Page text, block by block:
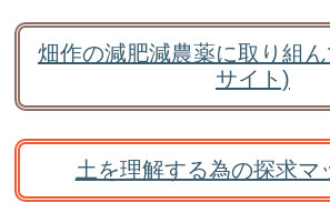
畑作の減肥減農薬に取り組
サイト)
土を理解する為の探求マ